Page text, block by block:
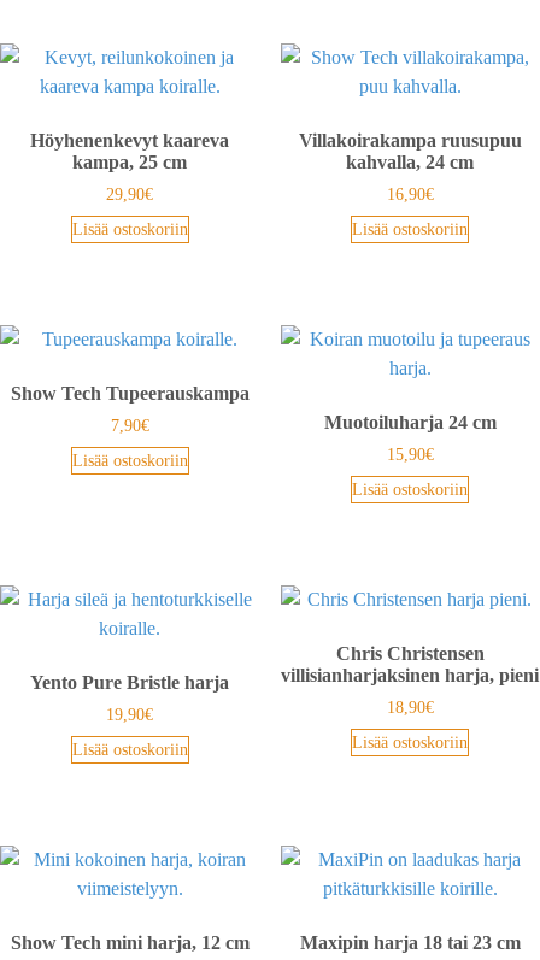
Höyhenenkevyt kaareva
kampa, 25 cm
29,90€
Lisää ostoskoriin
Villakoirakampa ruusupuu
kahvalla, 24 cm
16,90€
Lisää ostoskoriin
Show Tech Tupeerauskampa
7,90€
Lisää ostoskoriin
Muotoiluharja 24 cm
15,90€
Lisää ostoskoriin
Yento Pure Bristle harja
19,90€
Lisää ostoskoriin
Chris Christensen
villisianharjaksinen harja, pieni
18,90€
Lisää ostoskoriin
Show Tech mini harja, 12 cm Maxipin harja 18 tai 23 cm